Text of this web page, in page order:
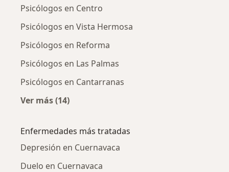
Psicólogos en Centro
Psicólogos en Vista Hermosa
Psicólogos en Reforma
Psicólogos en Las Palmas
Psicólogos en Cantarranas
Ver más (14)
Enfermedades más tratadas
Depresión en Cuernavaca
Duelo en Cuernavaca